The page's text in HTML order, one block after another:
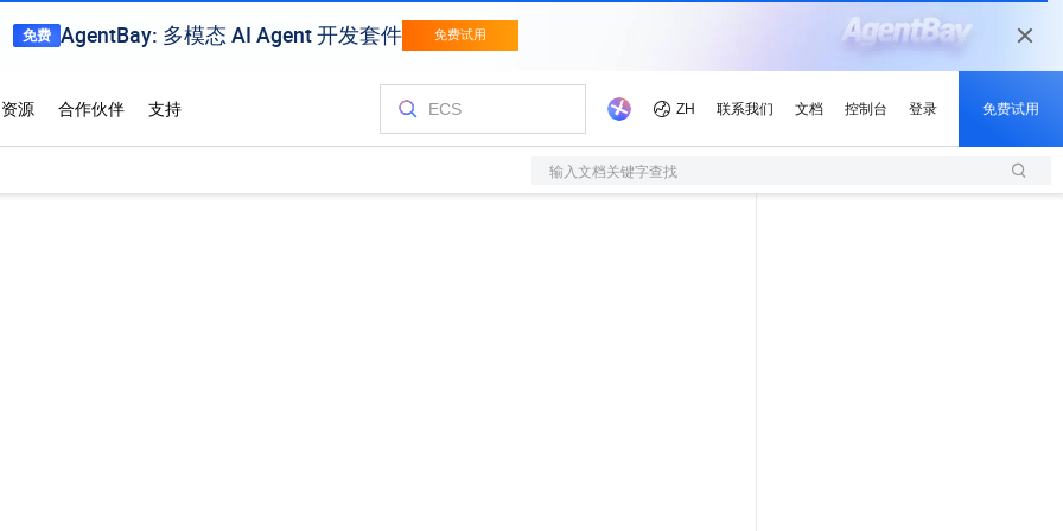
输入文档关键字查找